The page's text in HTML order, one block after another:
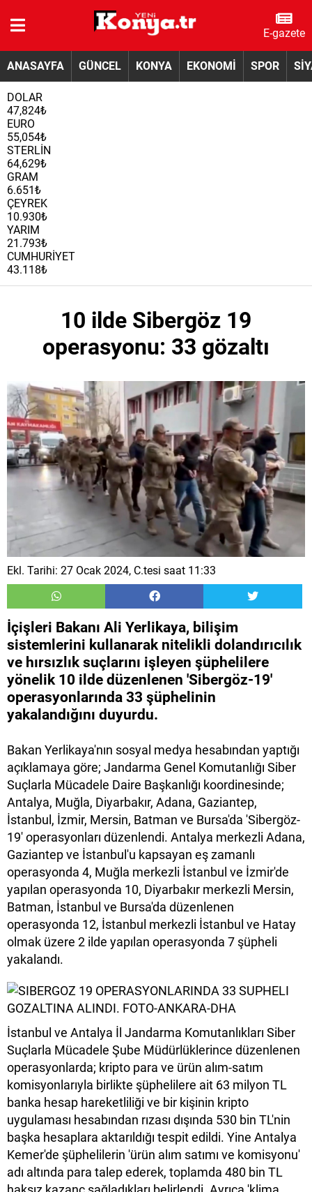
E-gazete
ANASAYFA GÜNCEL KONYA EKONOMİ SPOR
DOLAR
47,824₺
EURO
55,054₺
STERLİN
64,629₺
GRAM
6.651₺
ÇEYREK
10.930₺
YARIM
21.793₺
CUMHURİYET
43.118₺
10 ilde Sibergöz 19
operasyonu: 33 gözaltı
Ekl. Tarihi: 27 Ocak 2024, C.tesi saat 11:33
İçişleri Bakanı Ali Yerlikaya, bilişim
sistemlerini kullanarak nitelikli dolandırıcılık
ve hırsızlık suçlarını işleyen şüphelilere
yönelik 10 ilde düzenlenen 'Sibergöz-19'
operasyonlarında 33 şüphelinin
yakalandığını duyurdu.
Bakan Yerlikaya'nın sosyal medya hesabından yaptığı
açıklamaya göre; Jandarma Genel Komutanlığı Siber
Suçlarla Mücadele Daire Başkanlığı koordinesinde;
Antalya, Muğla, Diyarbakır, Adana, Gaziantep,
İstanbul, İzmir, Mersin, Batman ve Bursa'da 'Sibergöz-
19' operasyonları düzenlendi. Antalya merkezli Adana,
Gaziantep ve İstanbul'u kapsayan eş zamanlı
operasyonda 4, Muğla merkezli İstanbul ve İzmir'de
yapılan operasyonda 10, Diyarbakır merkezli Mersin,
Batman, İstanbul ve Bursa'da düzenlenen
operasyonda 12, İstanbul merkezli İstanbul ve Hatay
olmak üzere 2 ilde yapılan operasyonda 7 şüpheli
yakalandı.
İstanbul ve Antalya İl Jandarma Komutanlıkları Siber
Suçlarla Mücadele Şube Müdürlüklerince düzenlenen
operasyonlarda; kripto para ve ürün alım-satım
komisyonlarıyla birlikte şüphelilere ait 63 milyon TL
banka hesap hareketliliği ve bir kişinin kripto
uygulaması hesabından rızası dışında 530 bin TL'nin
başka hesaplara aktarıldığı tespit edildi. Yine Antalya
Kemer'de şüphelilerin 'ürün alım satımı ve komisyonu'
adı altında para talep ederek, toplamda 480 bin TL